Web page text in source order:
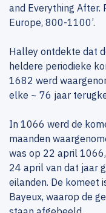
and Everything After.
Europe, 800-1100’.
Halley ontdekte dat
heldere periodieke
1682 werd
elke ~ 76 jaar
In 1066 werd de
maanden
was op 22 april
24 april van dat jaar
eilanden. De komeet
Bayeux, waarop de